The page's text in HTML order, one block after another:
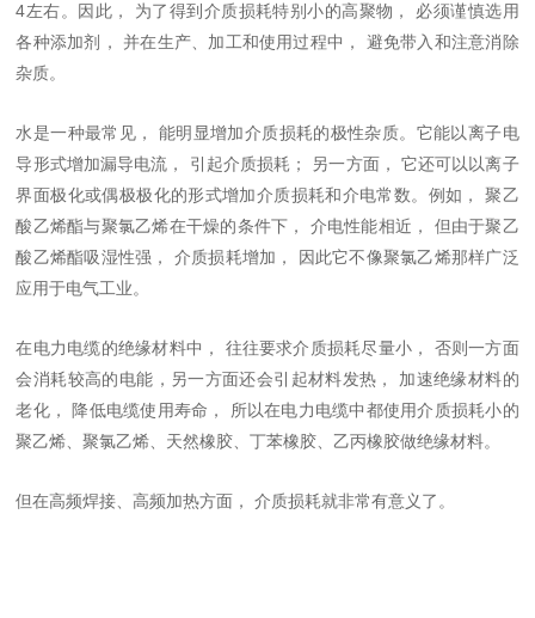
4左右。因此， 为了得到介质损耗特别小的高聚物， 必须谨慎选用
各种添加剂， 并在生产、加工和使用过程中， 避免带入和注意消除
杂质。
水是一种最常见， 能明显增加介质损耗的极性杂质。它能以离子电
导形式增加漏导电流， 引起介质损耗； 另一方面， 它还可以以离子
界面极化或偶极极化的形式增加介质损耗和介电常数。例如， 聚乙
酸乙烯酯与聚氯乙烯在干燥的条件下， 介电性能相近， 但由于聚乙
酸乙烯酯吸湿性强， 介质损耗增加， 因此它不像聚氯乙烯那样广泛
应用于电气工业。
在电力电缆的绝缘材料中， 往往要求介质损耗尽量小， 否则一方面
会消耗较高的电能，另一方面还会引起材料发热， 加速绝缘材料的
老化， 降低电缆使用寿命， 所以在电力电缆中都使用介质损耗小的
聚乙烯、聚氯乙烯、天然橡胶、丁苯橡胶、乙丙橡胶做绝缘材料。
但在高频焊接、高频加热方面， 介质损耗就非常有意义了。